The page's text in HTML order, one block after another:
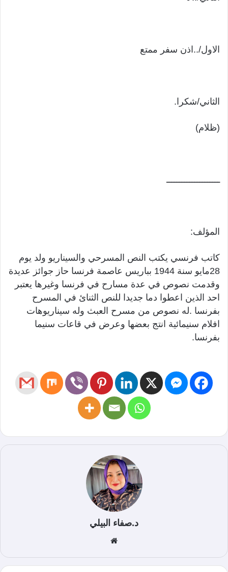
الاول/..اذن سفر ممتع
الثاني/شكرا.
(ظلام)
ـــــــــــــــــــــ
المؤلف:
كاتب فرنسي يكتب النص المسرحي والسيناريو ولد يوم
28مايو سنة 1944 بباريس عاصمة فرنسا حاز جوائز عديدة
وقدمت نصوص في عدة مسارح في فرنسا وغيرها يعتبر
احد الذين اعطوا دما جديدا للنص الثنائ في المسرح
بفرنسا .له نصوص من مسرح العبث وله سيناريوهات
افلام سنيمائية انتج بعضها وعرض في قاعات سنيما
بفرنسا.
د.صفاء البيلي
الوي